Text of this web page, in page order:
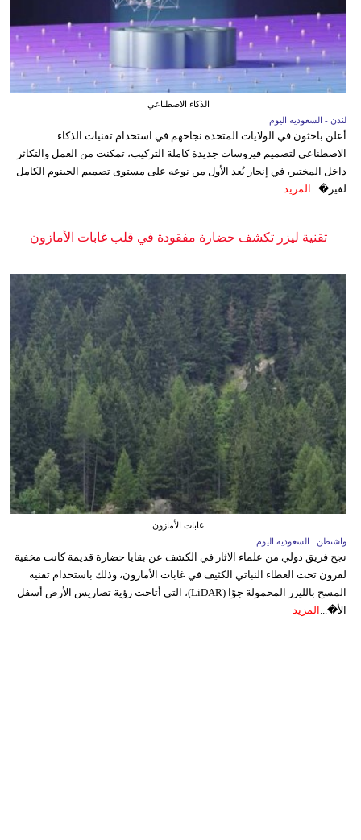
الذكاء الاصطناعي
لندن - السعوديه اليوم
أعلن باحثون في الولايات المتحدة نجاحهم في استخدام تقنيات الذكاء
الاصطناعي لتصميم فيروسات جديدة كاملة التركيب، تمكنت من العمل والتكاثر
داخل المختبر، في إنجاز يُعد الأول من نوعه على مستوى تصميم الجينوم الكامل
لفير�... المزيد
تقنية ليزر تكشف حضارة مفقودة في قلب غابات الأمازون
غابات الأمازون
واشنطن ـ السعودية اليوم
نجح فريق دولي من علماء الآثار في الكشف عن بقايا حضارة قديمة كانت مخفية
لقرون تحت الغطاء النباتي الكثيف في غابات الأمازون، وذلك باستخدام تقنية
المسح بالليزر المحمولة جوًا (LiDAR)، التي أتاحت رؤية تضاريس الأرض أسفل
الأ�... المزيد